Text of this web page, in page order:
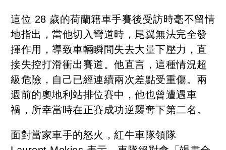
這位 28 歲的荷蘭籍車手賽後受訪時毫不留情
地指出，當他切入彎道時，尾翼無法完全發
揮作用，導致車輛瞬間失去大量下壓力，直
接失控打滑衝出賽道。他直言，這種情況超
級危險，自己已經連續兩次差點受重傷。兩
週前的奧地利站排位賽中，他也曾遭遇車
禍，所幸當時在正賽成功逆襲奪下第二名。
面對當家車手的怒火，紅牛車隊領隊